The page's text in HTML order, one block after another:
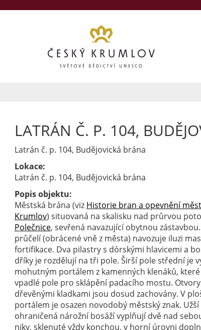
LATRÁN Č. P. 104,
Latrán č. p. 104, Budějovická brána
Lokace:
Latrán č. p. 104, Budějovická brána
Popis objektu:
Městská brána (viz Historie bran a opevnění
Krumlov) situovaná na skalisku nad průrvou
Polečnice, sevřená navazující obytnou
průčelí (obrácené vně z města) navozuje iluzi
fortifikace. Dva pilastry s dórskými hlavicemi a
dříky je rozdělují na tři pole. Širší pole střední je
mohutným portálem z kamenných klenáků,
vpadlé pole pro sklápění padacího mostu.
dřevěnými kladkami jsou dosud zachovány. V
portálem je osazen novodobý městský znak.
ohraničená nárožní bosáží vyplňují dvě nad
niky, sklenuté vždy konchou, v horní úrovni